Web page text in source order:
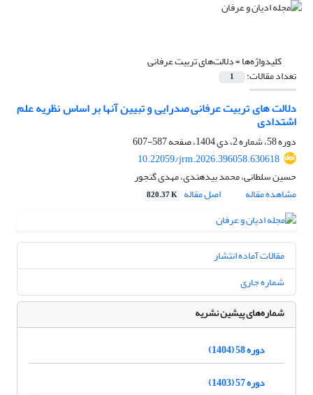
کلیدواژه‌ها =دلالت‌های تربیت عرفانی
تعداد مقالات: 1
دلالت های تربیت عرفانی صدرایی و تبیین آنها بر اساس نظریه علم
اشتدادی
دوره 58، شماره 2، دی 1404، صفحه
587-607
10.22059/jrm.2026.396058.630618
حسین سلطانی، محمد بیدهندی، مهدی گنجور
مشاهده مقاله
اصل مقاله 820.37 K
مقالات آماده انتشار
شماره جاری
شماره‌های پیشین نشریه
دوره 58 (1404)
دوره 57 (1403)